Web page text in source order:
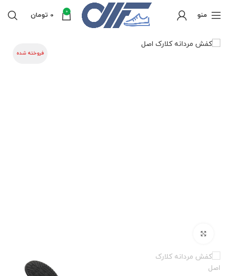
منو 0
0 تومان
فروخته شده